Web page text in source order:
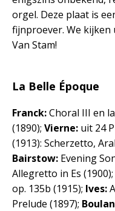
orgel. Deze plaat is
fijnproever. We kijken
Van Stam!
La Belle Époque
Franck:Choral III en
(1890); Vierne: uit 24
(1913): Scherzetto,
Bairstow: Evening
Allegretto in Es (1900);
op. 135b (1915); Ives:
Prelude (1897);